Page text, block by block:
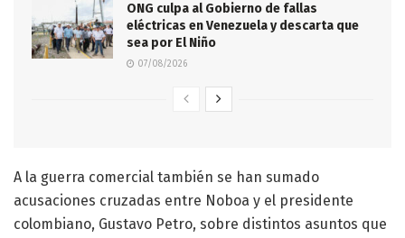
ONG culpa al Gobierno de fallas
eléctricas en Venezuela y descarta que
sea por El Niño
07/08/2026
A la guerra comercial también se han sumado
acusaciones cruzadas entre Noboa y el presidente
colombiano, Gustavo Petro, sobre distintos asuntos que